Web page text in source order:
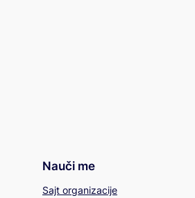
Nauči me
Sajt organizacije